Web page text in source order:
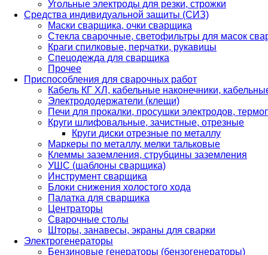
Угольные электроды для резки, строжки
Средства индивидуальной защиты (СИЗ)
Маски сварщика, очки сварщика
Стекла сварочные, светофильтры для масок
Краги спилковые, перчатки, рукавицы
Спецодежда для сварщика
Прочее
Приспособления для сварочных работ
Кабель КГ ХЛ, кабельные наконечники,
Электрододержатели (клещи)
Печи для прокалки, просушки электродов,
Круги шлифовальные, зачистные, отрезные
Круги диски отрезные по металлу
Маркеры по металлу, мелки тальковые
Клеммы заземления, струбцины заземления
УШС (шаблоны сварщика)
Инструмент сварщика
Блоки снижения холостого хода
Палатка для сварщика
Центраторы
Сварочные столы
Шторы, занавесы, экраны для сварки
Электрогенераторы
Бензиновые генераторы (бензогенераторы)